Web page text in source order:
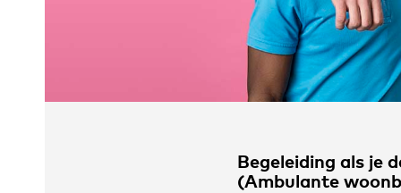
Begeleiding als je
(Ambulante